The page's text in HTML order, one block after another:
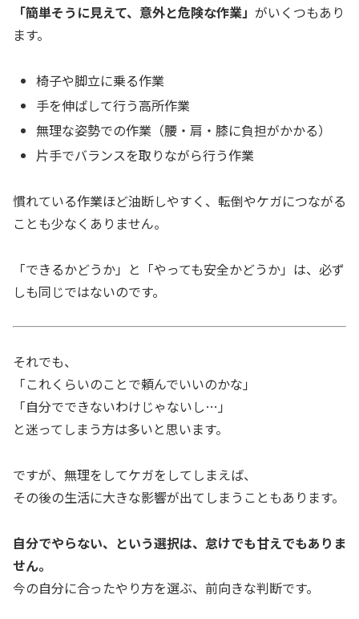
「簡単そうに見えて、意外と危険な作業」 がいくつもあり
ます。
椅子や脚立に乗る作業
手を伸ばして行う高所作業
無理な姿勢での作業（腰・肩・膝に負担がかかる）
片手でバランスを取りながら行う作業
慣れている作業ほど油断しやすく、転倒やケガにつながる
ことも少なくありません。
「できるかどうか」と「やっても安全かどうか」は、必ず
しも同じではないのです。
それでも、
「これくらいのことで頼んでいいのかな」
「自分でできないわけじゃないし…」
と迷ってしまう方は多いと思います。
ですが、無理をしてケガをしてしまえば、
その後の生活に大きな影響が出てしまうこともあります。
自分でやらない、という選択は、怠けでも甘えでもありま
せん。
今の自分に合ったやり方を選ぶ、前向きな判断です。